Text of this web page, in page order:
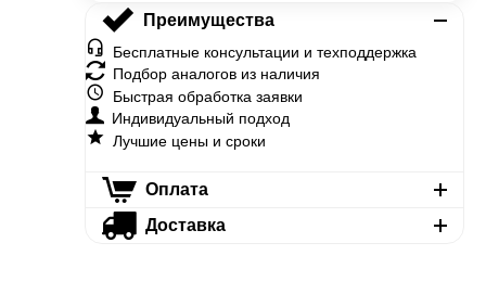
Преимущества
Бесплатные консультации и техподдержка
Подбор аналогов из наличия
Быстрая обработка заявки
Индивидуальный подход
Лучшие цены и сроки
Оплата
Доставка